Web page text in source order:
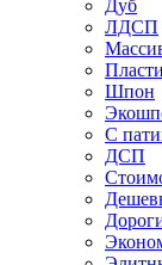
Дуб
ЛДСП
Шпон
С
ДСП